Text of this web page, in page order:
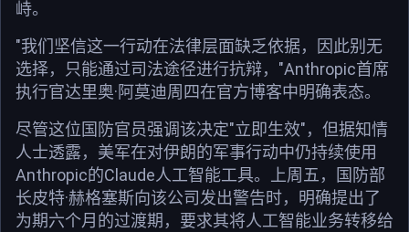
峙。
"我们坚信这一行动在法律层面缺乏依据，因此别无
选择，只能通过司法途径进行抗辩，"Anthropic首席
执行官达里奥·阿莫迪周四在官方博客中明确表态。
尽管这位国防官员强调该决定"立即生效"，但据知情
人士透露，美军在对伊朗的军事行动中仍持续使用
Anthropic的Claude人工智能工具。上周五，国防部
长皮特·赫格塞斯向该公司发出警告时，明确提出了
为期六个月的过渡期，要求其将人工智能业务转移给